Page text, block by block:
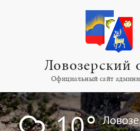
Ловозерский
Официальный сайт